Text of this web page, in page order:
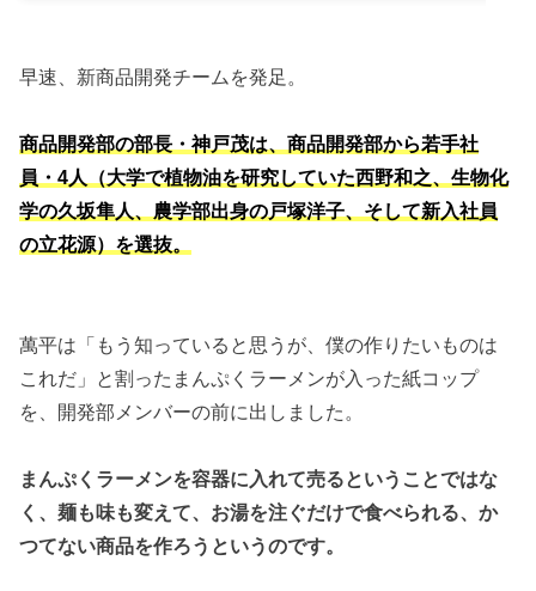
早速、新商品開発チームを発足。
商品開発部の部長・神戸茂は、商品開発部から若手社
員・4人（大学で植物油を研究していた西野和之、生物化
学の久坂隼人、農学部出身の戸塚洋子、そして新入社員
の立花源）を選抜。
萬平は「もう知っていると思うが、僕の作りたいものは
これだ」と割ったまんぷくラーメンが入った紙コップ
を、開発部メンバーの前に出しました。
まんぷくラーメンを容器に入れて売るということではな
く、麺も味も変えて、お湯を注ぐだけで食べられる、か
つてない商品を作ろうというのです。